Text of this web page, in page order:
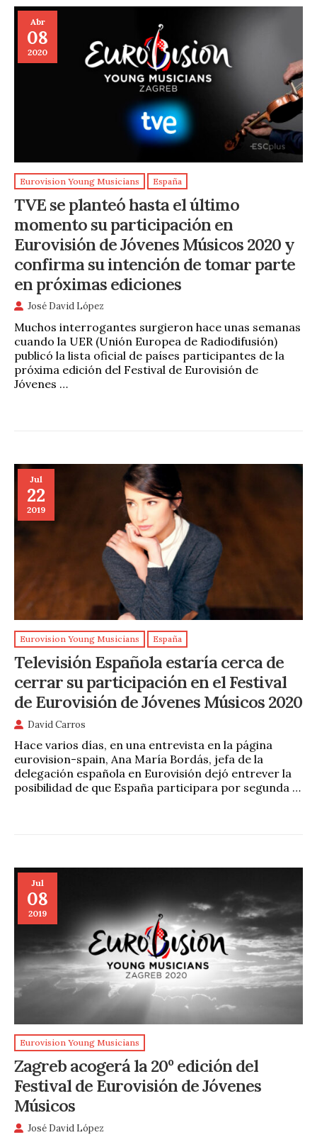
Abr
08
2020
Eurovision Young Musicians España
TVE se planteó hasta el último
momento su participación en
Eurovisión de Jóvenes Músicos 2020 y
confirma su intención de tomar parte
en próximas ediciones
José David López
Muchos interrogantes surgieron hace unas semanas
cuando la UER (Unión Europea de Radiodifusión)
publicó la lista oficial de países participantes de la
próxima edición del Festival de Eurovisión de
Jóvenes …
Jul
22
2019
Eurovision Young Musicians España
Televisión Española estaría cerca de
cerrar su participación en el Festival
de Eurovisión de Jóvenes Músicos 2020
David Carros
Hace varios días, en una entrevista en la página
eurovision-spain, Ana María Bordás, jefa de la
delegación española en Eurovisión dejó entrever la
posibilidad de que España participara por segunda …
Jul
08
2019
Eurovision Young Musicians
Zagreb acogerá la 20º edición del
Festival de Eurovisión de Jóvenes
Músicos
José David López